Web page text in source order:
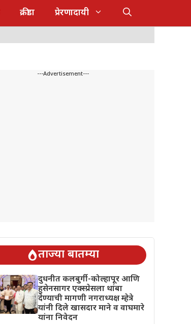
क्रीडा प्रेरणादायी
---Advertisement---
ताज्या बातम्या
दुधनीत कलबुर्गी-कोल्हापूर आणि
हुसेनसागर एक्स्प्रेसला थांबा
देण्याची मागणी नगराध्यक्ष म्हेत्रे
यांनी दिले खासदार माने व वाघमारे
यांना निवेदन